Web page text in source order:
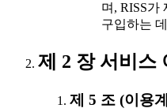
며, RISS가
구입하는
제 2 장 서비스
제 5 조 (이용